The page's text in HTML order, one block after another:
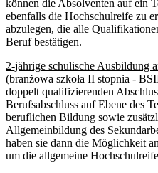
können die Absolventen auf ein
ebenfalls die Hochschulreife zu
abzulegen, die alle
Beruf bestätigen.
2-jährige schulische Ausbildung
(branżowa szkoła II stopnia -
doppelt qualifizierenden
Berufsabschluss auf Ebene des
beruflichen Bildung sowie
Allgemeinbildung des
haben sie dann die Möglichkeit
um die allgemeine